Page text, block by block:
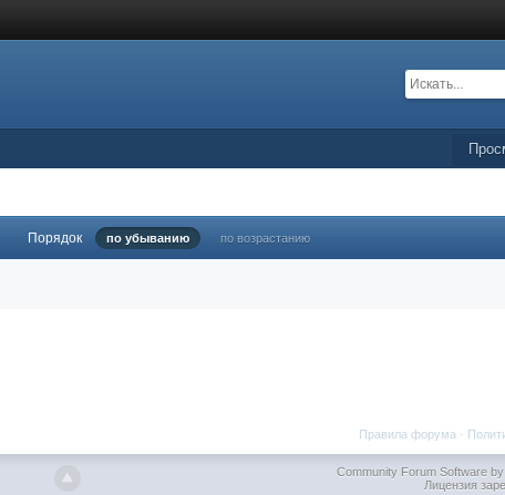
Порядок по убыванию по возрастанию
Правила форума ·
Community Forum Software by
Лицензия